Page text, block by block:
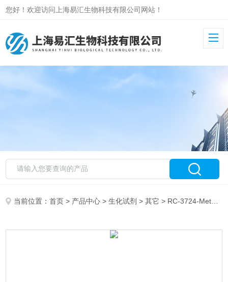
您好！欢迎访问上海易汇生物科技有限公司网站！
当前位置：首页 > 产品中心 >生化试剂 >其它 > RC-3724-Methylumbelliferyl-a-D-glucopyranoside 1g